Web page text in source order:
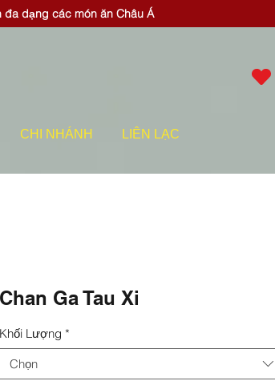
đa dạng các món ăn Châu Á
CHI NHÁNH LIÊN LẠC
Chan Ga Tau Xi
Khối Lượng *
Chọn